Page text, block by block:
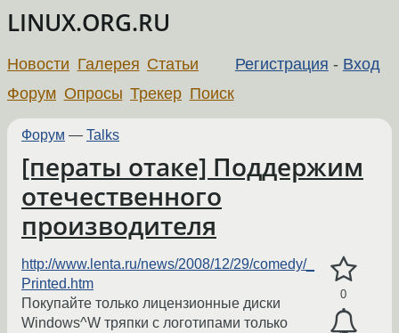
LINUX.ORG.RU
Регистрация - Вход
Новости Галерея Статьи
Форум Опросы Трекер Поиск
Форум — Talks
[ператы отаке] Поддержим
отечественного
производителя
0
http://www.lenta.ru/news/2008/12/29/comedy/_
Printed.htm
Покупайте только лицензионные диски
Windows^W тряпки с логотипами только